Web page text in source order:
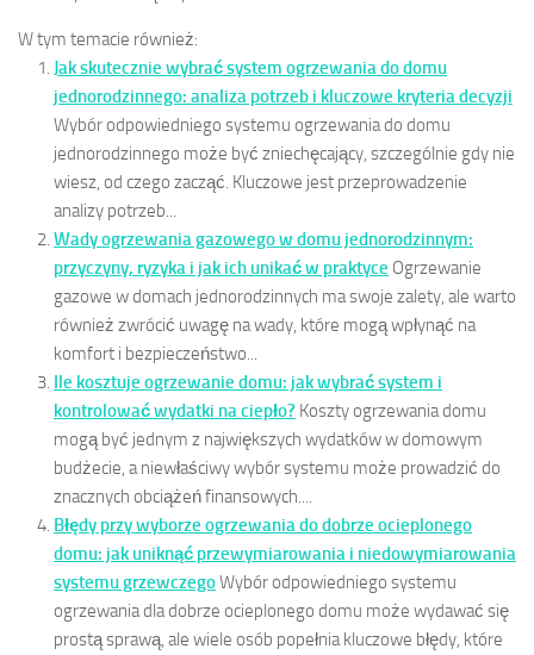
W tym temacie również:
Jak skutecznie wybrać system ogrzewania do domu
jednorodzinnego: analiza potrzeb i kluczowe kryteria decyzji
Wybór odpowiedniego systemu ogrzewania do domu
jednorodzinnego może być zniechęcający, szczególnie gdy nie
wiesz, od czego zacząć. Kluczowe jest przeprowadzenie
analizy potrzeb...
Wady ogrzewania gazowego w domu jednorodzinnym:
przyczyny, ryzyka i jak ich unikać w praktyce Ogrzewanie
gazowe w domach jednorodzinnych ma swoje zalety, ale warto
również zwrócić uwagę na wady, które mogą wpłynąć na
komfort i bezpieczeństwo...
Ile kosztuje ogrzewanie domu: jak wybrać system i
kontrolować wydatki na ciepło? Koszty ogrzewania domu
mogą być jednym z największych wydatków w domowym
budżecie, a niewłaściwy wybór systemu może prowadzić do
znacznych obciążeń finansowych....
Błędy przy wyborze ogrzewania do dobrze ocieplonego
domu: jak uniknąć przewymiarowania i niedowymiarowania
systemu grzewczegoWybór odpowiedniego systemu
ogrzewania dla dobrze ocieplonego domu może wydawać się
prostą sprawą, ale wiele osób popełnia kluczowe błędy, które